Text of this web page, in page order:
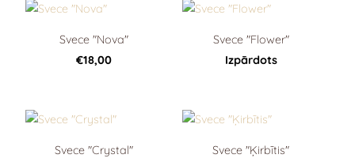
Svece "Nova"
€18,00
Svece "Flower"
Izpārdots
Svece "Crystal"
Svece "Ķirbītis"